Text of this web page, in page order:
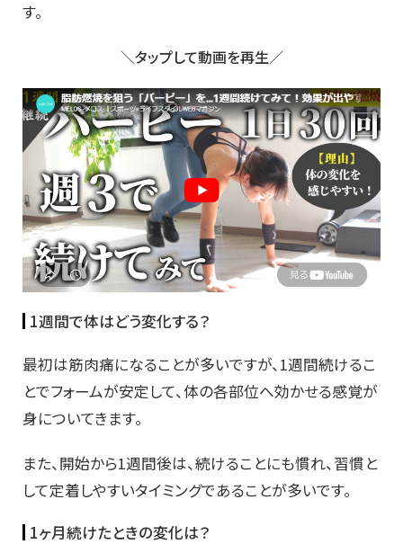
す。
＼タップして動画を再生／
1週間で体はどう変化する？
最初は筋肉痛になることが多いですが、1週間続けるこ
とでフォームが安定して、体の各部位へ効かせる感覚が
身についてきます。
また、開始から1週間後は、続けることにも慣れ、習慣と
して定着しやすいタイミングであることが多いです。
1ヶ月続けたときの変化は？